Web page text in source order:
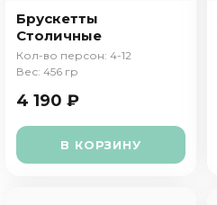
Брускетты
Столичные
Кол-во персон: 4-12
Вес: 456 гр
4 190 ₽
В КОРЗИНУ